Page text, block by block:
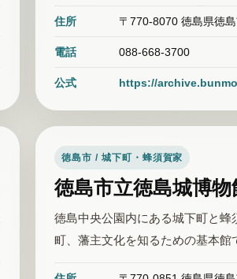
住所 〒770-8070 徳島県徳
電話 088-668-3700
公式 https://
徳島市 / 城下町・蜂須賀家
徳島市立徳島城博物
徳島中央公園内にある城下町と
町、藩主文化を知るための基本館